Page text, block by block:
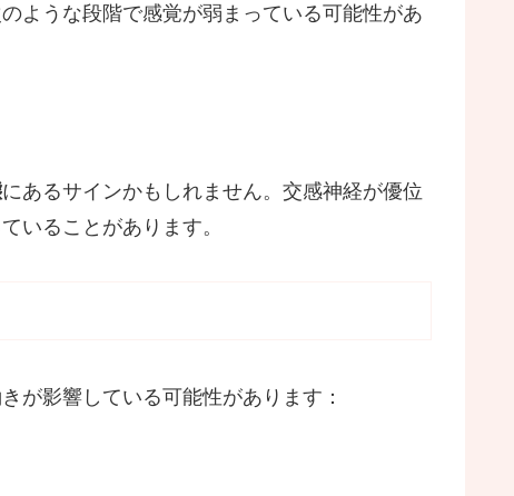
ような段階で感覚が弱まっている可能性があ
にあるサインかもしれません。交感神経が優位
いることがあります。
が影響している可能性があります：